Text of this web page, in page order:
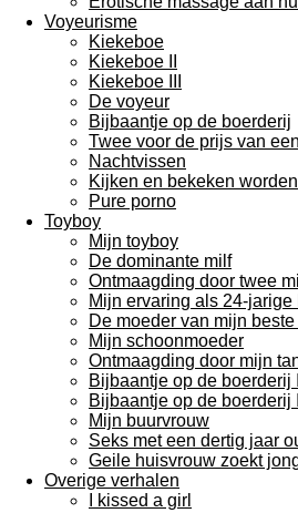
Voyeurisme
Kiekeboe
Kiekeboe II
Kiekeboe III
De voyeur
Bijbaantje op de boerderij
Twee voor de prijs van een
Nachtvissen
Kijken en bekeken worden
Pure porno
Toyboy
Mijn toyboy
De dominante milf
Ontmaagding door twee
Mijn ervaring als 24-
De moeder van mijn beste
Mijn schoonmoeder
Ontmaagding door mijn
Bijbaantje op de boerderij II
Bijbaantje op de boerderij
Mijn buurvrouw
Seks met een dertig jaar
Geile huisvrouw zoekt
Overige verhalen
I kissed a girl